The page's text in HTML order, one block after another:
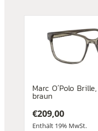
Marc O´Polo
braun
€209,00
Enthält 19% MwSt.